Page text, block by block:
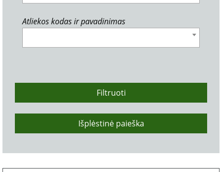
Atliekos kodas ir pavadinimas
Filtruoti
Išplėstinė paieška